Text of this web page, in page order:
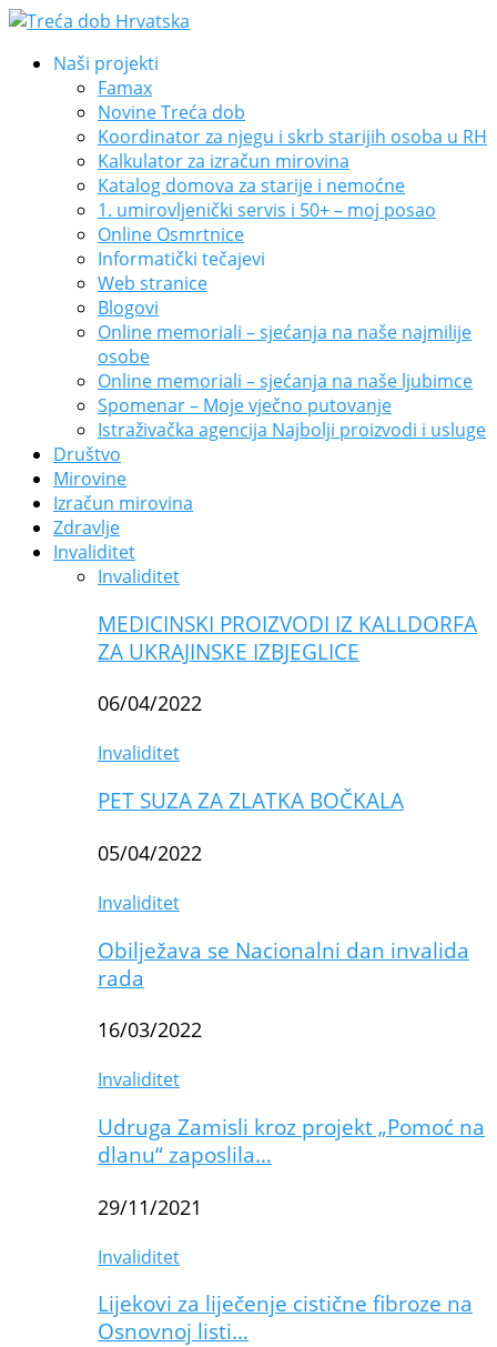
Naši projekti
Famax
Novine Treća dob
Koordinator za njegu i skrb starijih osoba u RH
Kalkulator za izračun mirovina
Katalog domova za starije i nemoćne
1. umirovljenički servis i 50+ – moj posao
Online Osmrtnice
Informatički tečajevi
Web stranice
Blogovi
Online memoriali – sjećanja na naše najmilije
osobe
Online memoriali – sjećanja na naše ljubimce
Spomenar – Moje vječno putovanje
Istraživačka agencija Najbolji proizvodi i usluge
Društvo
Mirovine
Izračun mirovina
Zdravlje
Invaliditet
Invaliditet
MEDICINSKI PROIZVODI IZ KALLDORFA
ZA UKRAJINSKE IZBJEGLICE
06/04/2022
Invaliditet
PET SUZA ZA ZLATKA BOČKALA
05/04/2022
Invaliditet
Obilježava se Nacionalni dan invalida
rada
16/03/2022
Invaliditet
Udruga Zamisli kroz projekt „Pomoć na
dlanu“ zaposlila…
29/11/2021
Invaliditet
Lijekovi za liječenje cistične fibroze na
Osnovnoj listi…